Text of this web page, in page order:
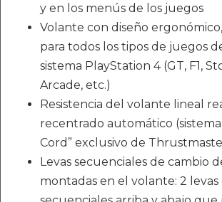
y en los menús de los juegos
Volante con diseño
para todos los tipos de juegos
sistema PlayStation 4 (GT, F1,
Arcade, etc.)
Resistencia del volante lineal
recentrado automático
Cord” exclusivo de
Levas secuenciales de cambio
montadas en el volante: 2 levas